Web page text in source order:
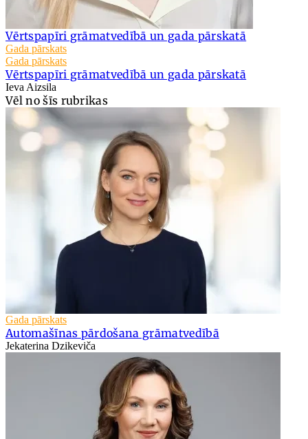
Vērtspapīri grāmatvedībā un gada pārskatā
Gada pārskats
Gada pārskats
Vērtspapīri grāmatvedībā un gada pārskatā
Ieva Aizsila
Vēl no šīs rubrikas
Gada pārskats
Automašīnas pārdošana grāmatvedībā
Jekaterina Dzikeviča